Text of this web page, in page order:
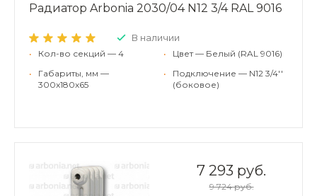
Радиатор Arbonia 2030/04 N12 3/4 RAL 9016
В наличии
•
Кол-во секций — 4
•
Габариты, мм —
300x180x65
•
Цвет — Белый (RAL 9016)
•
Подключение — N12 3/4''
(боковое)
7 293 руб.
9 724 руб.